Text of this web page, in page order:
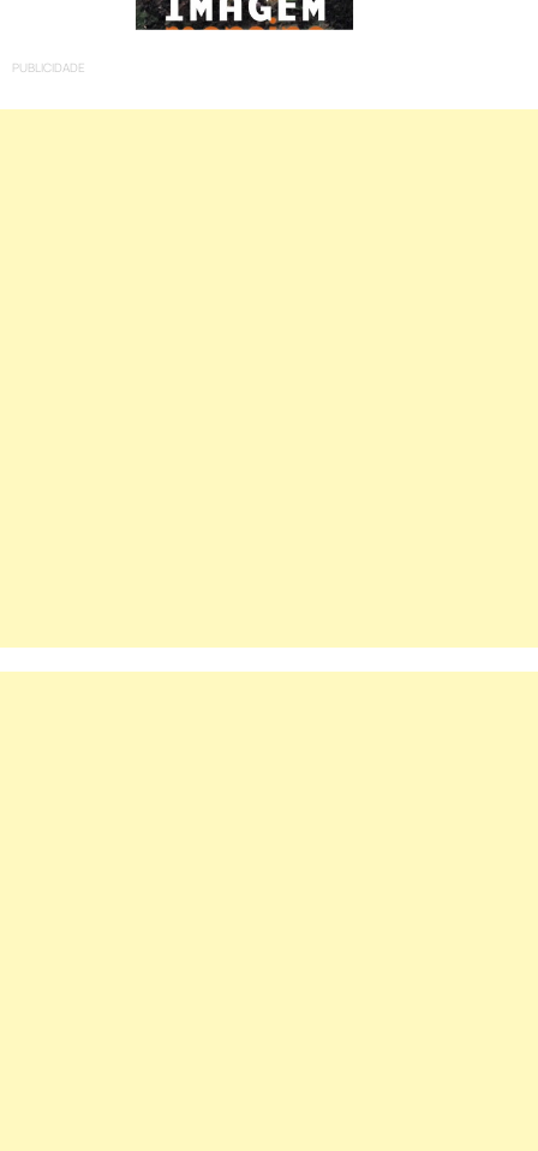
PUBLICIDADE